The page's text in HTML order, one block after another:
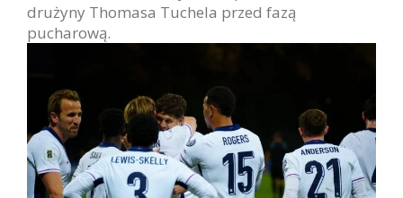
drużyny Thomasa Tuchela przed fazą
pucharową.